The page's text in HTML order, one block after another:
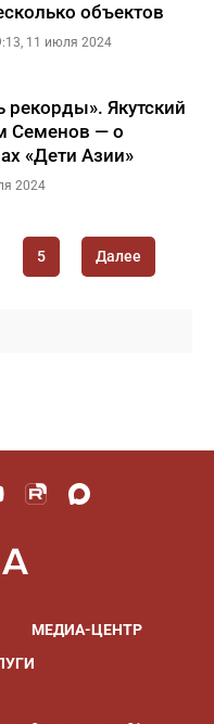
объектов
11 июля 2024
рекорды». Якутский
Семенов — о
«Дети Азии»
2024
5 Далее
МЕДИА-ЦЕНТР